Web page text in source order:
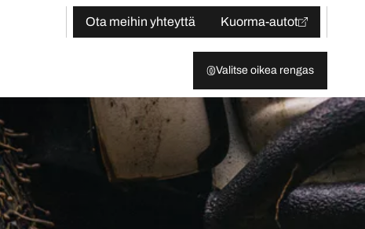
Ota meihin yhteyttä
Kuorma-autot
Valitse oikea rengas